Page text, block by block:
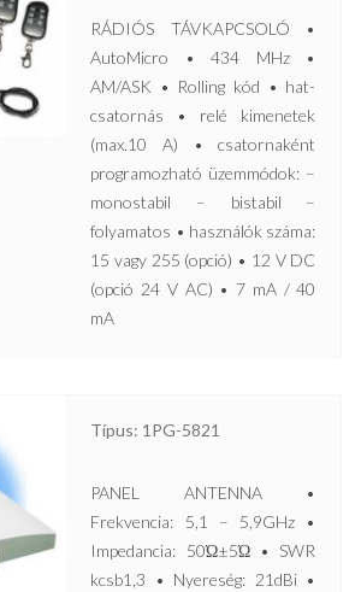
RÁDIÓS TÁVKAPCSOLÓ •
AutoMicro • 434 MHz •
AM/ASK • Rolling kód • hat-
csatornás • relé kimenetek
(max.10 A) • csatornaként
programozható üzemmódok: –
monostabil – bistabil –
folyamatos • használók száma:
15 vagy 255 (opció) • 12 V DC
(opció 24 V AC) • 7 mA / 40
mA
Típus: 1PG-5821
PANEL ANTENNA •
Frekvencia: 5,1 – 5,9GHz •
Impedancia: 50Ώ±5Ώ • SWR
kcsb1,3 • Nyereség: 21dBi •